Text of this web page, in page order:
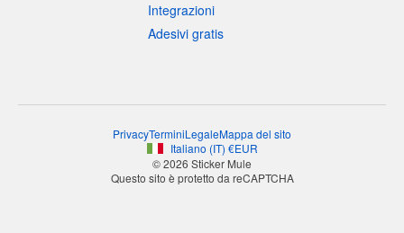
Integrazioni
Adesivi gratis
PrivacyTerminiLegaleMappa del sito
Italiano (IT) €EUR
© 2026 Sticker Mule
Questo sito è protetto da reCAPTCHA